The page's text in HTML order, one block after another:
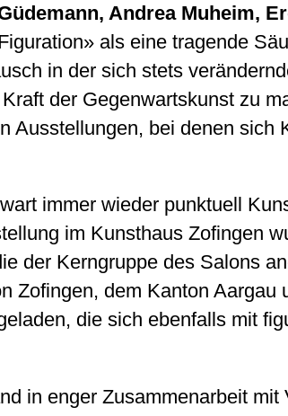
Andrea Muheim,
als eine tragende
in der sich stets
der Gegenwartskunst zu
Ausstellungen, bei denen sich
immer wieder punktuell
im Kunsthaus Zofingen
der Kerngruppe des Salons
Zofingen, dem Kanton Aargau
die sich ebenfalls mit
in enger Zusammenarbeit